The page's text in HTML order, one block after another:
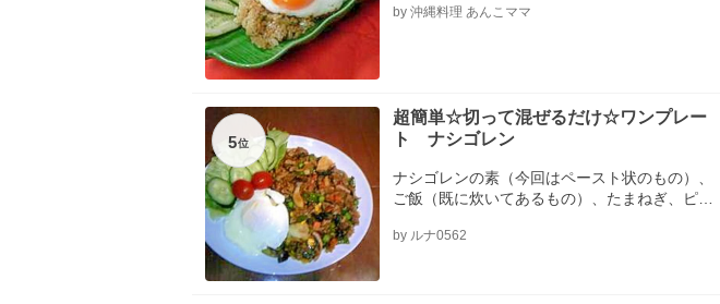
なめ薄切り）、トマト（くし切り）
by 沖縄料理 あんこママ
5位
超簡単☆切って混ぜるだけ☆ワンプレー
ト ナシゴレン
ナシゴレンの素（今回はペースト状のもの）、
ご飯（既に炊いてあるもの）、たまねぎ、ピー
ん草、ぶなシメジ、ボイルイカ、きゅうり、レ
by ルナ0562